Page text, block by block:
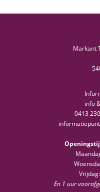
Markant
info
0413
En 1 uur